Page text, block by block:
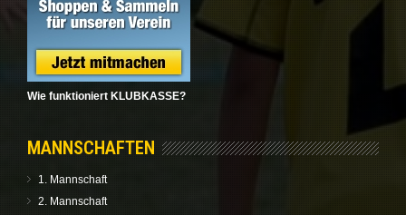
Wie funktioniert KLUBKASSE?
MANNSCHAFTEN
1. Mannschaft
2. Mannschaft